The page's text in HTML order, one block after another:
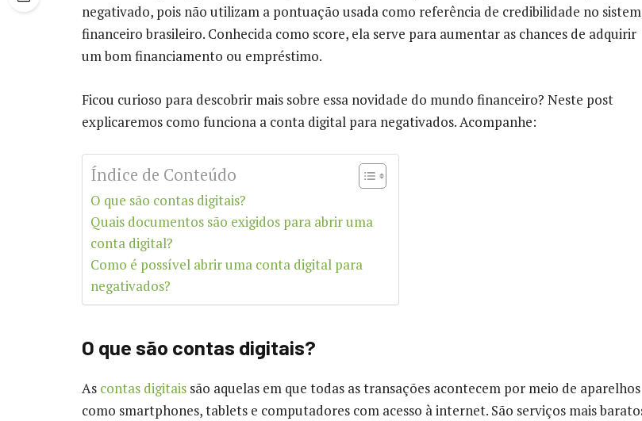
negativado, pois não utilizam a pontuação usada como referência de credibilidade no
financeiro brasileiro. Conhecida como score, ela serve para aumentar as chances de adquirir
um bom financiamento ou empréstimo.
Ficou curioso para descobrir mais sobre essa novidade do mundo financeiro? Neste post
explicaremos como funciona a conta digital para negativados. Acompanhe:
Índice de Conteúdo
O que são contas digitais?
Quais documentos são exigidos para abrir uma
conta digital?
Como é possível abrir uma conta digital para
negativados?
O que são contas digitais?
As contas digitais são aquelas em que todas as transações acontecem por meio de aparelhos
como smartphones, tablets e computadores com acesso à internet. São serviços mais